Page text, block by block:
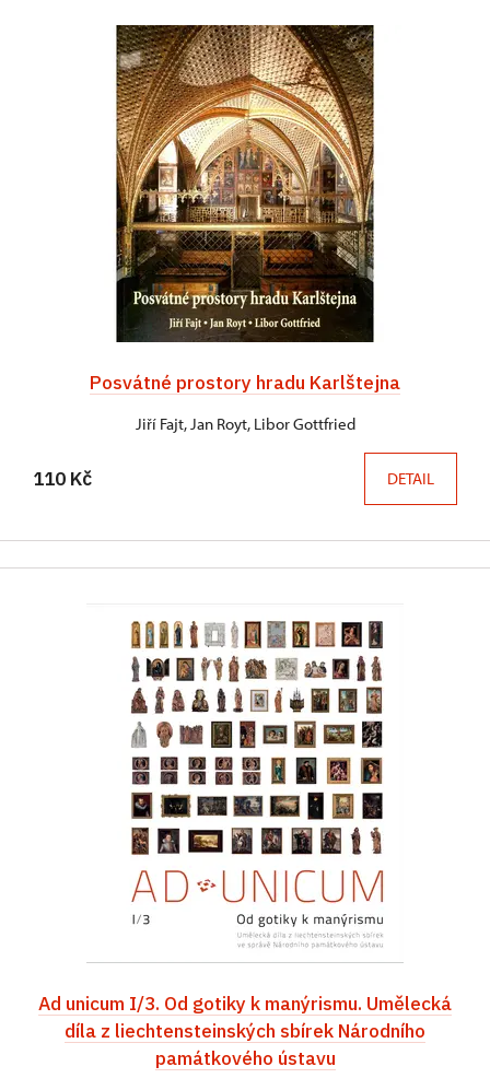
Posvátné prostory hradu Karlštejna
Jiří Fajt, Jan Royt, Libor Gottfried
110 Kč DETAIL
Ad unicum I/3. Od gotiky k manýrismu. Umělecká
díla z liechtensteinských sbírek Národního
památkového ústavu